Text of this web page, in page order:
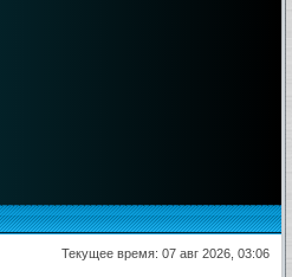
Текущее время: 07 авг 2026, 03:06